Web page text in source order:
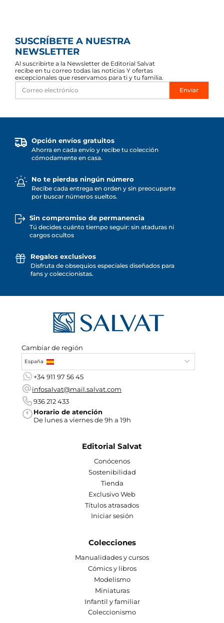
SUSCRÍBETE A NUESTRA
NEWSLETTER
Al suscribirte a la Newsletter de Editorial Salvat
recibe en tu correo todas las noticias Y ofertas
excepcionales que reservamos para ti y tu familia.
Enviar
Opción envíos gratuitos
Ahorra en cada envío y recibe tu colección
cómodamente en casa.
No te pierdas ningún número
Recibe cada entrega en orden y sin preocuparte
por buscar números sueltos.
Sin compromiso de permanencia
Tú decides cuánto tiempo seguir: sin ataduras ni
cargos ocultos
Regalos exclusivos
Disfruta de obsequios especiales diseñados para
fans y coleccionistas.
Cambiar de región
España
+34 911 97 56 45
infosalvat@mail.salvat.com
936 212 433
Horario de atención
De lunes a viernes de 9h a 19h
Editorial Salvat
Conócenos
Sostenibilidad
Tienda
Exclusivo Web
Títulos atrasados
Iniciar sesión
Colecciones
Manualidades y cursos
Cómics y libros
Modelismo
Miniaturas
Infantil y familiar
Coleccionismo